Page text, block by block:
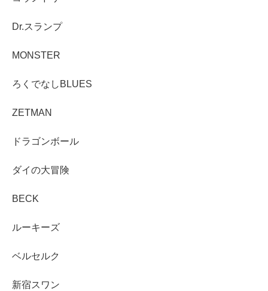
Dr.スランプ
MONSTER
ろくでなしBLUES
ZETMAN
ドラゴンボール
ダイの大冒険
BECK
ルーキーズ
ベルセルク
新宿スワン